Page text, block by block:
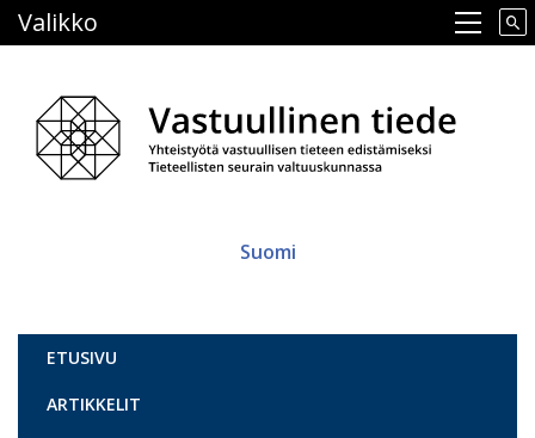
pääsisältöön
Main navigation
Valikko
Suomi
Vastuullinen tiede
ETUSIVU
ARTIKKELIT